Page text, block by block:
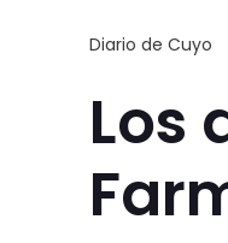
Diario de Cuyo
Los